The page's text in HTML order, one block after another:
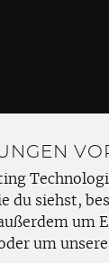
du siehst,
um
um